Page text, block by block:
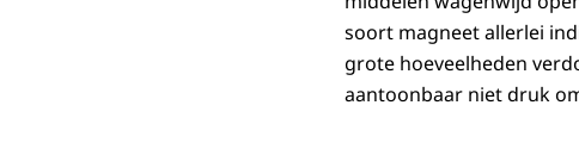
soort magneet allerlei
grote hoeveelheden
aantoonbaar niet druk